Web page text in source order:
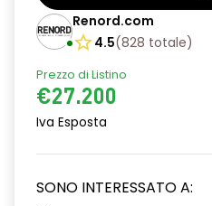
Renord.com
4.5(828 totale)
Prezzo di Listino
€27.200
Iva Esposta
SONO INTERESSATO A: